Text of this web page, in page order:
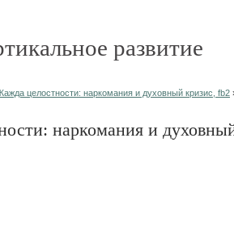
развитие
целостности: наркомания и духовный кризис, fb2
наркомания и